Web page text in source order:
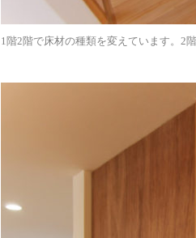
1階2階で床材の種類を変えています。2